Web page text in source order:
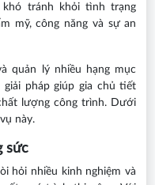
khó tránh khỏi tình trạng
mỹ, công năng và sự an
quản lý nhiều hạng mục
giải pháp giúp gia chủ tiết
lượng công trình. Dưới
này.
sức
hỏi nhiều kinh nghiệm và